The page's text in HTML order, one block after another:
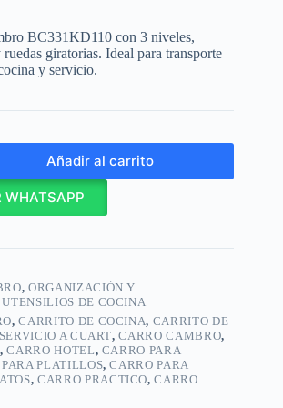
BC331KD110 con 3 niveles,
giratorias. Ideal para transporte
y servicio.
Añadir al carrito
WHATSAPP
,ORGANIZACIÓN Y
UTENSILIOS DE COCINA
,CARRITO DE COCINA, CARRITO DE
A CUART,CARRO CAMBRO,
,CARRO HOTEL, CARRO PARA
PLATILLOS,CARRO PARA
, CARRO PRACTICO,CARRO